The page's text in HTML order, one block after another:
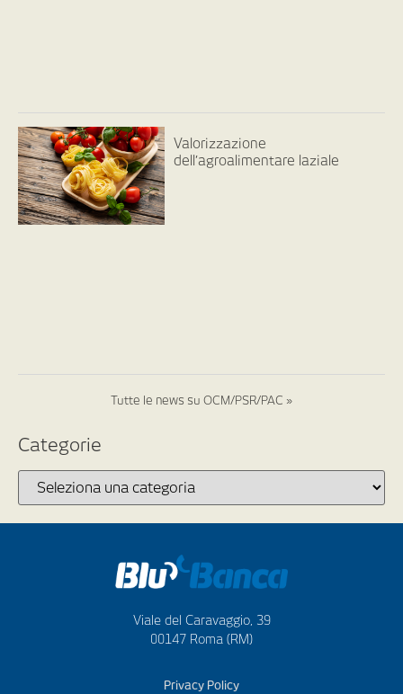
Valorizzazione
dell’agroalimentare laziale
Tutte le news su OCM/PSR/PAC »
Categorie
Viale del Caravaggio, 39
00147 Roma (RM)
Privacy Policy